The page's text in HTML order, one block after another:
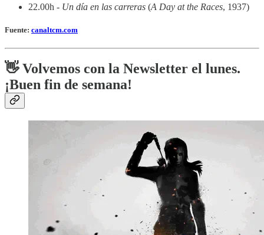
22.00h - Un día en las carreras (A Day at the Races, 1937)
Fuente: canaltcm.com
👋 Volvemos con la Newsletter el lunes.
¡Buen fin de semana!